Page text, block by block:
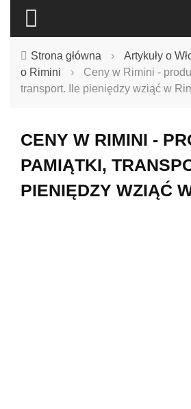
Strona główna › Artykuły o
o Rimini
›
Ceny w Rimini -
transport. Ile pieniędzy wziąć w
CENY W RIMINI -
PAMIĄTKI,
PIENIĘDZY WZIĄĆ